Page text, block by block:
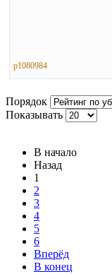
p1080984
Порядок
Показывать
В начало
Назад
1
2
3
4
5
6
Вперёд
В конец